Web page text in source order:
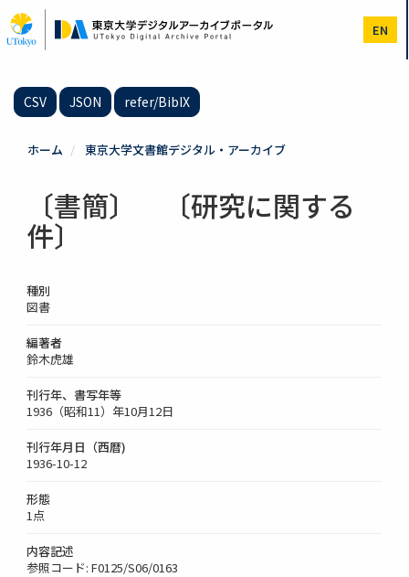
イ
ン
EN
CSV JSON refer/BibIX
ホーム 東京大学文書館デジタル・アーカイブ
〔書簡〕 〔研究に関する
件〕
種別
図書
編著者
鈴木虎雄
刊行年、書写年等
1936（昭和11）年10月12日
刊行年月日（西暦)
1936-10-12
形態
1点
内容記述
参照コード: F0125/S06/0163